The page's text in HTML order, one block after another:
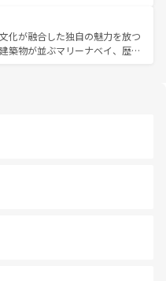
で、どの季節にも異なる楽しみ
いタイの人々、仏教を中心とし
資源が、訪れる旅人を魅了し続
るはず。観光スポットが密集し
を回れるのも魅力。息をのむよ
まで、香港を存分に楽しみ尽く
化が融合した独自の魅力を放つ
築物が並ぶマリーナベイ、歴史
情を楽しめる外せないスポット